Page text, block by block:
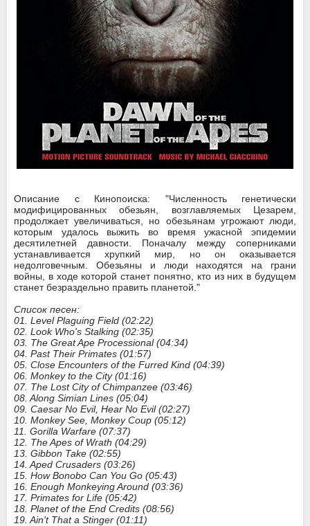
Описание с Кинопоиска: "Численность генетически
модифицированных обезьян, возглавляемых Цезарем,
продолжает увеличиваться, но обезьянам угрожают люди,
которым удалось выжить во время ужасной эпидемии
десятилетней давности. Поначалу между соперниками
устанавливается хрупкий мир, но он оказывается
недолговечным. Обезьяны и люди находятся на грани
войны, в ходе которой станет понятно, кто из них в будущем
станет безраздельно править планетой."
Список песен:
01. Level Plaguing Field (02:22)
02. Look Who's Stalking (02:35)
03. The Great Ape Processional (04:34)
04. Past Their Primates (01:57)
05. Close Encounters of the Furred Kind (04:39)
06. Monkey to the City (01:16)
07. The Lost City of Chimpanzee (03:46)
08. Along Simian Lines (05:04)
09. Caesar No Evil, Hear No Evil (02:27)
10. Monkey See, Monkey Coup (05:12)
11. Gorilla Warfare (07:37)
12. The Apes of Wrath (04:29)
13. Gibbon Take (02:55)
14. Aped Crusaders (03:26)
15. How Bonobo Can You Go (05:43)
16. Enough Monkeying Around (03:36)
17. Primates for Life (05:42)
18. Planet of the End Credits (08:56)
19. Ain't That a Stinger (01:11)